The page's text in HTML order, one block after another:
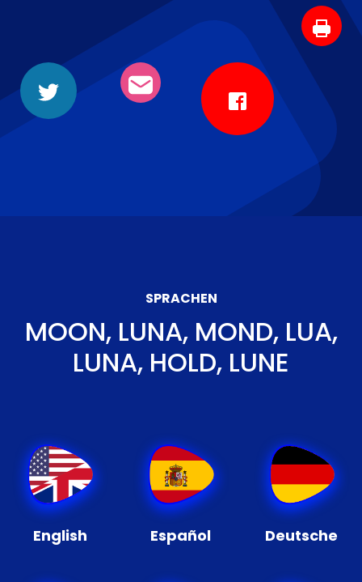
SPRACHEN
MOON, LUNA, MOND, LUA,
LUNA, HOLD, LUNE
English Español Deutsche